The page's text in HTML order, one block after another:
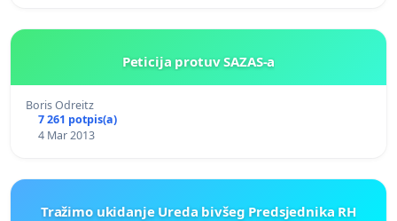
Peticija protuv SAZAS-a
Boris Odreitz
7 261 potpis(a)
4 Mar 2013
Tražimo ukidanje Ureda bivšeg Predsjednika RH